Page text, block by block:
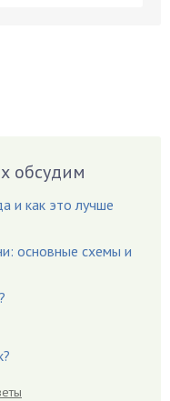
обсудим
и как это лучше
основные схемы и